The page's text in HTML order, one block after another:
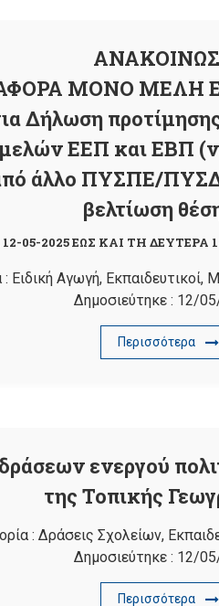
ΜΟΝΟ ΜΕΛΗ
Δήλωση
ΕΕΠ και ΕΒΠ
άλλο ΠΥΣΠΕ/
βελτίωση
05-2025 ΕΩΣ ΚΑΙ ΤΗ ΔΕΥΤΕΡΑ
: Ειδική Αγωγή, Εκπαιδευτικοί,
Δημοσιεύτηκε : 12/
Περισσότερα
ενεργού
της Τοπικής
: Δράσεις Σχολείων,
Δημοσιεύτηκε : 12/
Περισσότερα